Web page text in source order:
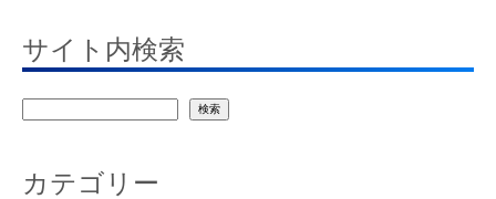
サイト内検索
検索
カテゴリー